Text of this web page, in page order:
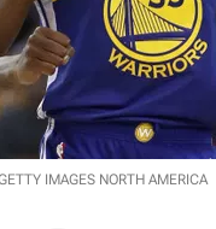
IMAGES NORTH AMERICA